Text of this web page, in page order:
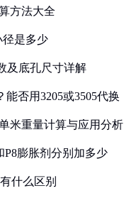
方法大全
径是多少
及底孔尺寸详解
能否用3205或3505代换
米重量计算与应用分析
P8膨胀剂分别加多少
什么区别